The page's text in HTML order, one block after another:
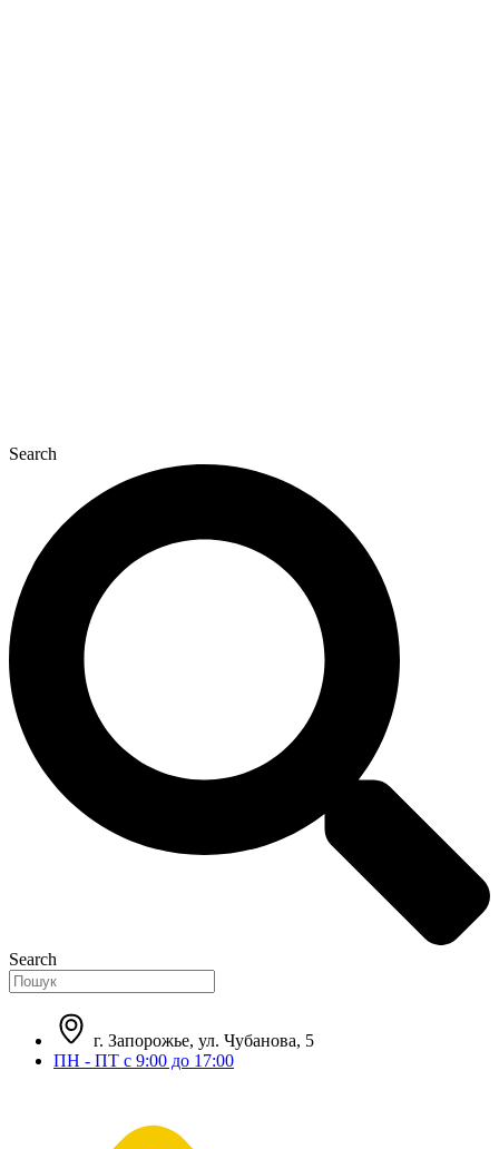
Search
Search
г. Запорожье, ул. Чубанова, 5
ПН - ПТ с 9:00 до 17:00